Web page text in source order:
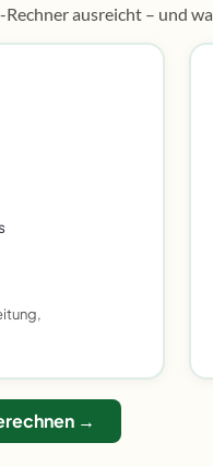
ausreicht – und
→